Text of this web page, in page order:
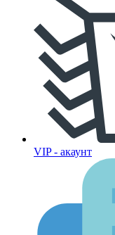
VIP - акаунт